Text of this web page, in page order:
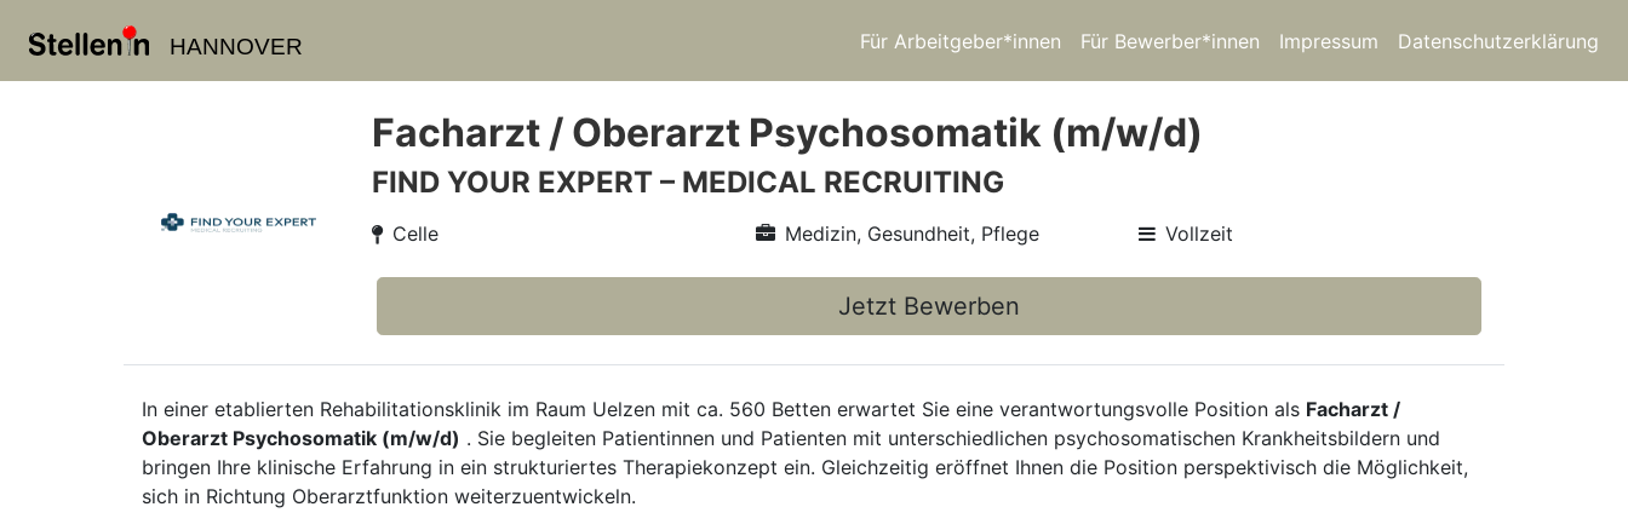
HANNOVER Für Arbeitgeber*innen Für Bewerber*innen Impressum Datenschutzerklärung
Facharzt / Oberarzt Psychosomatik (m/w/d)
FIND YOUR EXPERT – MEDICAL RECRUITING
Celle Medizin, Gesundheit, Pflege Vollzeit
Jetzt Bewerben
In einer etablierten Rehabilitationsklinik im Raum Uelzen mit ca. 560 Betten erwartet Sie eine verantwortungsvolle Position als Facharzt /
Oberarzt Psychosomatik (m/w/d) . Sie begleiten Patientinnen und Patienten mit unterschiedlichen psychosomatischen Krankheitsbildern und
bringen Ihre klinische Erfahrung in ein strukturiertes Therapiekonzept ein. Gleichzeitig eröffnet Ihnen die Position perspektivisch die Möglichkeit,
sich in Richtung Oberarztfunktion weiterzuentwickeln.